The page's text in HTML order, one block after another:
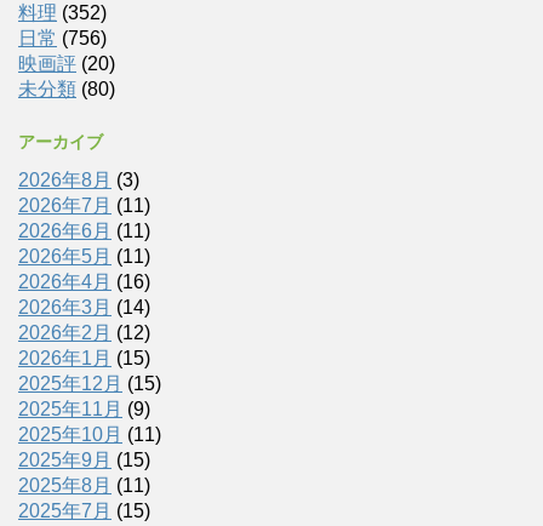
料理 (352)
日常 (756)
映画評 (20)
未分類 (80)
アーカイブ
2026年8月 (3)
2026年7月 (11)
2026年6月 (11)
2026年5月 (11)
2026年4月 (16)
2026年3月 (14)
2026年2月 (12)
2026年1月 (15)
2025年12月 (15)
2025年11月 (9)
2025年10月 (11)
2025年9月 (15)
2025年8月 (11)
2025年7月 (15)